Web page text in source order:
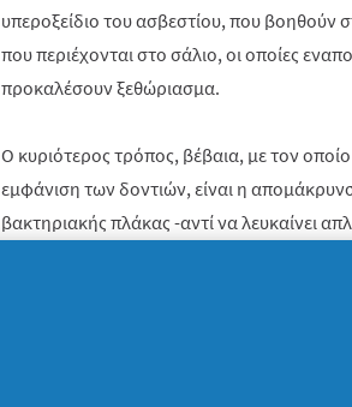
υπεροξείδιο του ασβεστίου, που βοηθούν
που περιέχονται στο σάλιο, οι οποίες
προκαλέσουν ξεθώριασμα.
Ο κυριότερος τρόπος, βέβαια, με τον
εμφάνιση των δοντιών, είναι η
βακτηριακής πλάκας -αντί να λευκαίνει